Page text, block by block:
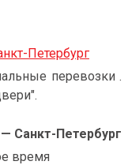
Петербург
перевозки .
Санкт-Петербург
время